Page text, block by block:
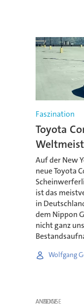
Faszination
Toyota
Auf der New
neue Toyota
ist das
in
dem Nippon
nicht ganz
Wolfgang
ANZEIGE